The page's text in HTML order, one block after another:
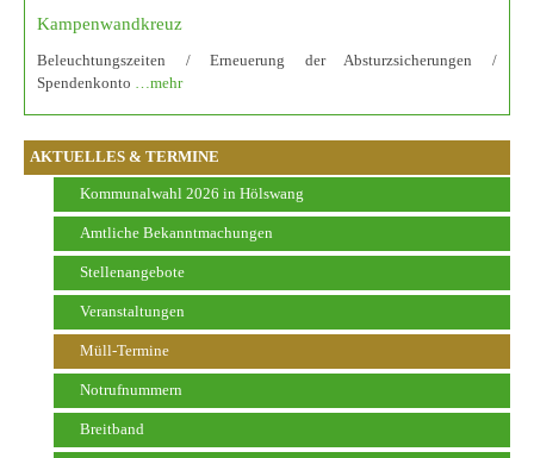
AKTUELLES & TERMINE
Kommunalwahl 2026 in Hölswang
Amtliche Bekanntmachungen
Stellenangebote
Veranstaltungen
Müll-Termine
Notrufnummern
Breitband
Kampenwandkreuz
Beleuchtungszeiten / Erneuerung der Absturzsicherungen /
Spendenkonto …mehr